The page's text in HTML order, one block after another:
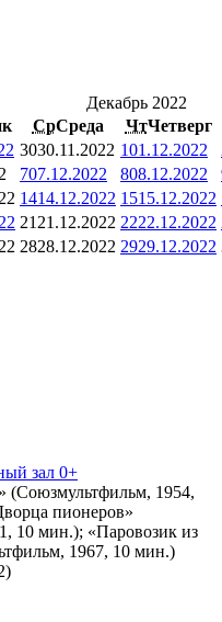
Декабрь 2022
СрСреда ЧтЧетверг
3030.11.2022 101.12.2022
707.12.2022 808.12.2022
1414.12.2022 1515.12.2022
21 21.12.2022 2222.12.2022
2828.12.2022 2929.12.2022
зал 0+
1954,
пионеров»
10 мин.); «Паровозик из
1967, 10 мин.)